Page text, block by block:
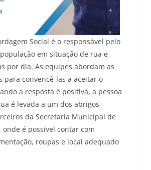
Social é o responsável pelo
em situação de rua e
por dia. As equipes abordam as
para convencê-las a aceitar o
a resposta é positiva, a pessoa
é levada a um dos abrigos
da Secretaria Municipal de
onde é possível contar com
roupas e local adequado